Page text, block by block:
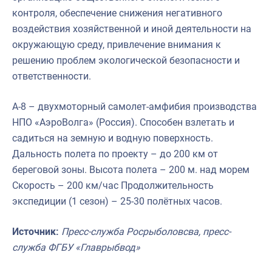
контроля, обеспечение снижения негативного
воздействия хозяйственной и иной деятельности на
окружающую среду, привлечение внимания к
решению проблем экологической безопасности и
ответственности.
А-8 – двухмоторный самолет-амфибия производства
НПО «АэроВолга» (Россия). Способен взлетать и
садиться на земную и водную поверхность.
Дальность полета по проекту – до 200 км от
береговой зоны. Высота полета – 200 м. над морем
Скорость – 200 км/час Продолжительность
экспедиции (1 сезон) – 25-30 полётных часов.
Источник: Пресс-служба Росрыболовсва, пресс-
служба ФГБУ «Главрыбвод»